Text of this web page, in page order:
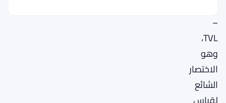
–
TVL،
وهو
الاختصار
الشائع